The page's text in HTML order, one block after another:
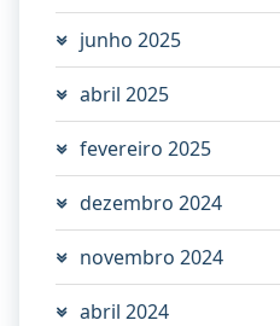
junho 2025
abril 2025
fevereiro 2025
dezembro 2024
novembro 2024
abril 2024